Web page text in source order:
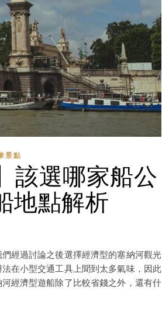
景點
該選哪家船公
地點解析
經過討論之後選擇經濟型的塞納河觀光
在小型交通工具上聞到太多氣味，因此
經濟型遊船除了比較省錢之外，還有什